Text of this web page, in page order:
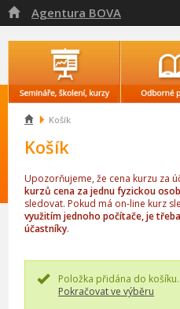
 Agentura BOVA
 Košík
Košík
Upozorňujeme, že cena kurzu za
kurzů cena za jednu fyzickou
sledovat. Pokud má on-line kurz
využitím jednoho počítače, je
účastníky.
Položka přidána do košíku.
Pokračovat ve výběru